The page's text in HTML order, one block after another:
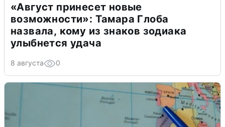
«Август принесет новые
возможности»: Тамара Глоба
назвала, кому из знаков зодиака
улыбнется удача
8 августа 0